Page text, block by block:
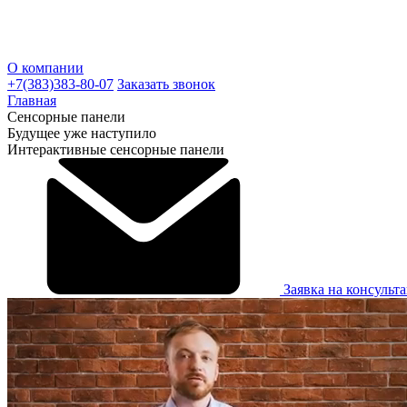
О компании
+7(383)383-80-07 Заказать звонок
Главная
Сенсорные панели
Будущее уже наступило
Интерактивные сенсорные панели
Заявка на